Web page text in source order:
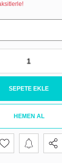
SEPETE EKLE
HEMEN AL